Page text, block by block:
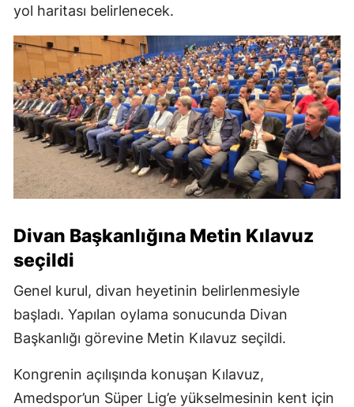
yol haritası belirlenecek.
Divan Başkanlığına Metin Kılavuz
seçildi
Genel kurul, divan heyetinin belirlenmesiyle
başladı. Yapılan oylama sonucunda Divan
Başkanlığı görevine Metin Kılavuz seçildi.
Kongrenin açılışında konuşan Kılavuz,
Amedspor’un Süper Lig’e yükselmesinin kent için